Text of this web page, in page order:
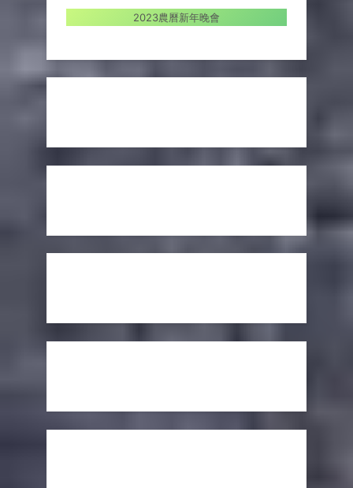
2023農曆新年晚會